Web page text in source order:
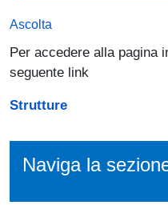
Ascolta
Per accedere alla pagina
seguente link
Strutture
Naviga la